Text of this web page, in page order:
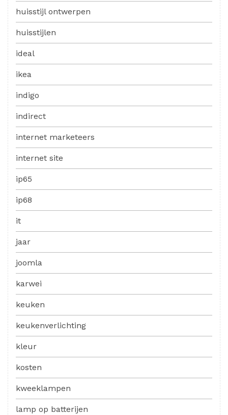
huisstijl ontwerpen
huisstijlen
ideal
ikea
indigo
indirect
internet marketeers
internet site
ip65
ip68
it
jaar
joomla
karwei
keuken
keukenverlichting
kleur
kosten
kweeklampen
lamp op batterijen